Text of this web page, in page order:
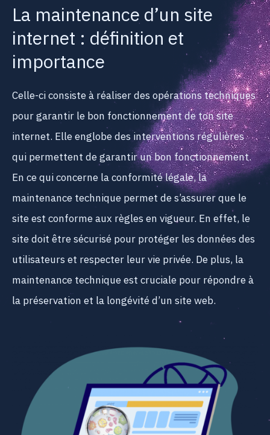
La maintenance d’un site
internet : définition et
importance
Celle-ci consiste à réaliser des opérations techniques
pour garantir le bon fonctionnement de ton site
internet. Elle englobe des interventions régulières
qui permettent de garantir un bon fonctionnement.
En ce qui concerne la conformité légale, la
maintenance technique permet de s’assurer que le
site est conforme aux règles en vigueur. En effet, le
site doit être sécurisé pour protéger les données des
utilisateurs et respecter leur vie privée. De plus, la
maintenance technique est cruciale pour répondre à
la préservation et la longévité d’un site web.